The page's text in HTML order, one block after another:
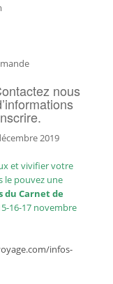
nous
2019
et vivifier votre
le pouvez une
du Carnet de
16-17 novembre
infos-